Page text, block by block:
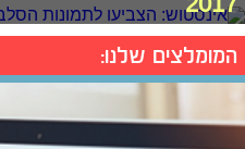
המומלצים שלנו: